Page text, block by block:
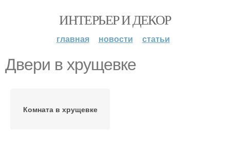
ИНТЕРЬЕР И ДЕКОР
главная новости статьи
Двери в хрущевке
Комната в хрущевке